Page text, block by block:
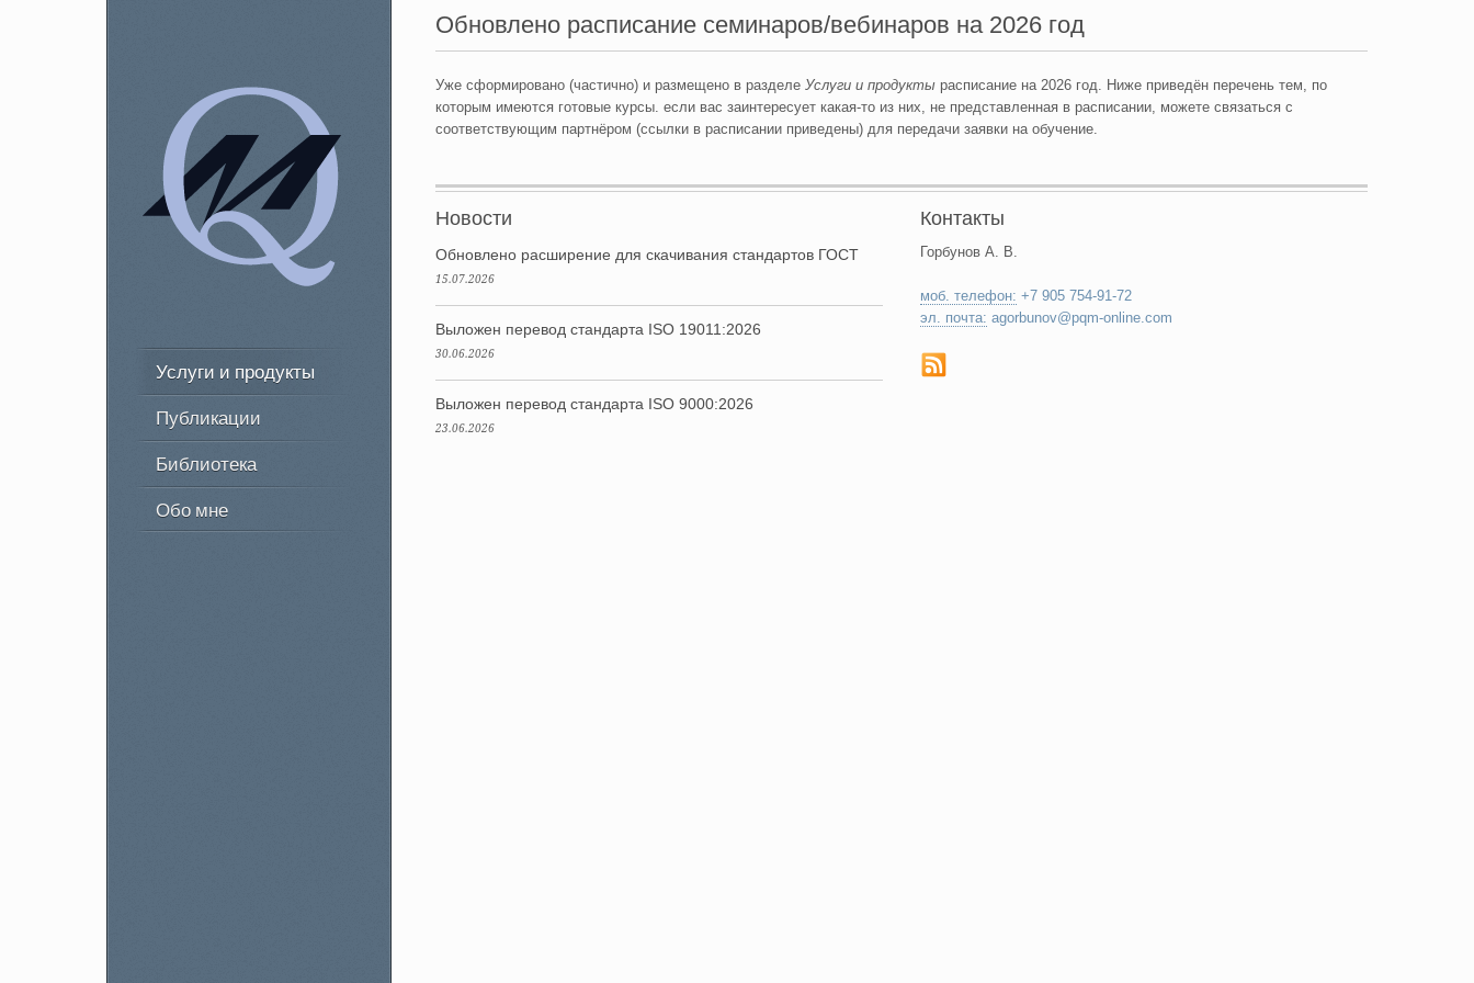
Услуги и продукты
Публикации
Библиотека
Обо мне
Обновлено расписание семинаров/вебинаров на 2026 год
Уже сформировано (частично) и размещено в разделе Услуги и продукты расписание на 2026 год. Ниже приведён перечень тем, по
которым имеются готовые курсы. если вас заинтересует какая-то из них, не представленная в расписании, можете связаться с
соответствующим партнёром (ссылки в расписании приведены) для передачи заявки на обучение.
Новости
Обновлено расширение для скачивания стандартов ГОСТ
15.07.2026
Выложен перевод стандарта ISO 19011:2026
30.06.2026
Выложен перевод стандарта ISO 9000:2026
23.06.2026
Контакты
Горбунов А. В.
моб. телефон: +7 905 754-91-72
эл. почта: agorbunov@pqm-online.com